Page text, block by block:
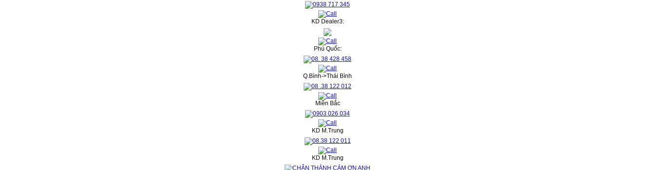
KD Dealer3:
Phú Quốc:
Q.Bình->Thái Bình
Miền Bắc
KD M.Trung
KD M.Trung